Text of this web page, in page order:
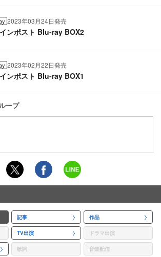
2023年03月24日発売
ンポスト Blu-ray BOX2
2023年02月22日発売
ンポスト Blu-ray BOX1
ープ
記事 作品
TV出演 ドラマ出演
歌詞 音楽配信